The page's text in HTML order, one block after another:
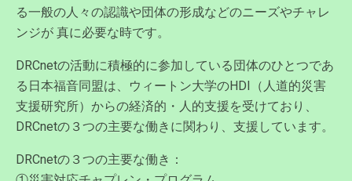
る一般の人々の認識や団体の形成などのニーズやチャレ
ンジが 真に必要な時です。
DRCnetの活動に積極的に参加している団体のひとつであ
る日本福音同盟は、ウィートン大学のHDI（人道的災害
支援研究所）からの経済的・人的支援を受けており、
DRCnetの３つの主要な働きに関わり、支援しています。
DRCnetの３つの主要な働き：